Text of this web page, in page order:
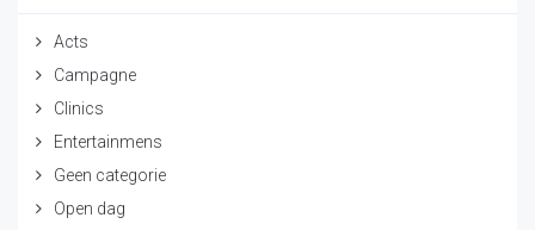
Acts
Campagne
Clinics
Entertainmens
Geen categorie
Open dag